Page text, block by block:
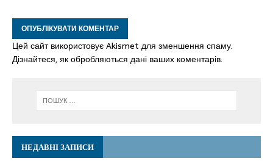
Цей сайт використовує Akismet для зменшення спаму.
Дізнайтеся, як обробляються дані ваших коментарів.
НЕДАВНІ ЗАПИСИ